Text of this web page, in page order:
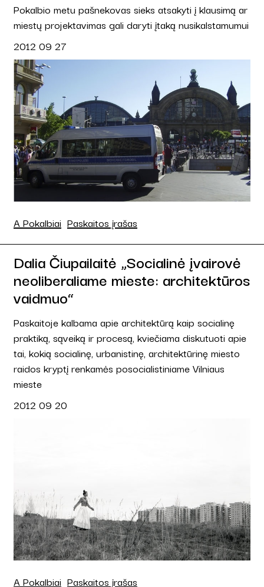
Pokalbio metu pašnekovas sieks atsakyti į klausimą ar
miestų projektavimas gali daryti įtaką nusikalstamumui
2012 09 27
A Pokalbiai Paskaitos įrašas
Dalia Čiupailaitė „Socialinė įvairovė
neoliberaliame mieste: architektūros
vaidmuo“
Paskaitoje kalbama apie architektūrą kaip socialinę
praktiką, sąveiką ir procesą, kviečiama diskutuoti apie
tai, kokią socialinę, urbanistinę, architektūrinę miesto
raidos kryptį renkamės posocialistiniame Vilniaus
mieste
2012 09 20
A Pokalbiai Paskaitos įrašas